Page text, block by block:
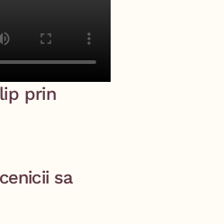
prin
sa